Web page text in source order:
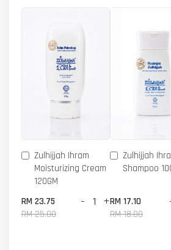
Zulhijjah Ihram
Moisturizing Cream
120GM
RM 23.75
RM 25.00
- +
Zulhijjah
Shampoo
RM 17.10
RM 18.00